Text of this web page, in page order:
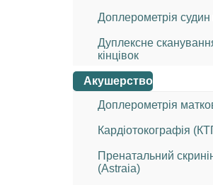
Доплерометрія судин
Дуплексне
кінцівок
Акушерство
Доплерометрія
Кардіотокографія
Пренатальний
(Astraia)